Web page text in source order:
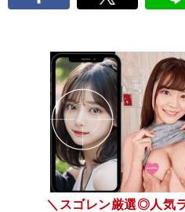
＼スゴレン厳選◎人気